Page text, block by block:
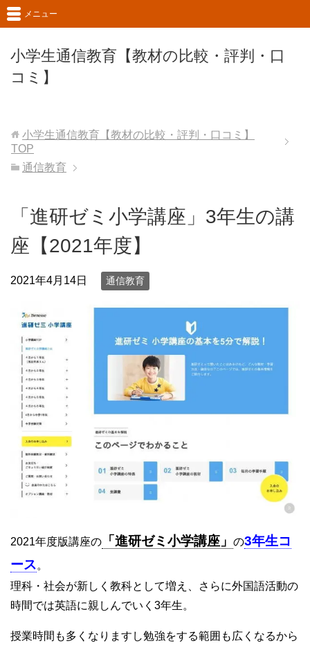
小学生通信教育【教材の比較・評判・口
コミ】
メニュー
小学生通信教育【教材の比較・評判・口コミ】
TOP
通信教育
「進研ゼミ小学講座」3年生の講
座【2021年度】
2021年4月14日 通信教育
2021年度版講座の 「進研ゼミ小学講座」 の3年生コ
ース。
理科・社会が新しく教科として増え、さらに外国語活動の
時間では英語に親しんでいく3年生。
授業時間も多くなりますし勉強をする範囲も広くなるから